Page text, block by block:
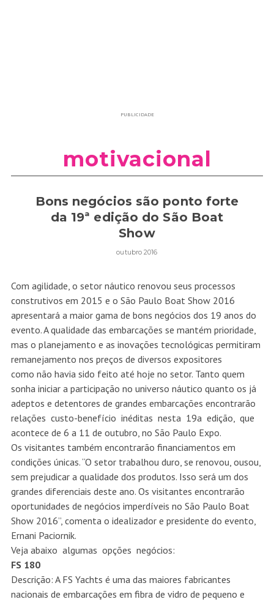
PUBLICIDADE
motivacional
Bons negócios são ponto forte
da 19ª edição do São Boat
Show
outubro 2016
Com agilidade, o setor náutico renovou seus processos
construtivos em 2015 e o São Paulo Boat Show 2016
apresentará a maior gama de bons negócios dos 19 anos do
evento. A qualidade das embarcações se mantém prioridade,
mas o planejamento e as inovações tecnológicas permitiram
remanejamento nos preços de diversos expositores
como não havia sido feito até hoje no setor. Tanto quem
sonha iniciar a participação no universo náutico quanto os já
adeptos e detentores de grandes embarcações encontrarão
relações custo-benefício inéditas nesta 19a edição, que
acontece de 6 a 11 de outubro, no São Paulo Expo.
Os visitantes também encontrarão financiamentos em
condições únicas. “O setor trabalhou duro, se renovou, ousou,
sem prejudicar a qualidade dos produtos. Isso será um dos
grandes diferenciais deste ano. Os visitantes encontrarão
oportunidades de negócios imperdíveis no São Paulo Boat
Show 2016”, comenta o idealizador e presidente do evento,
Ernani Paciornik.
Veja abaixo algumas opções negócios:
FS 180
Descrição: A FS Yachts é uma das maiores fabricantes
nacionais de embarcações em fibra de vidro de pequeno e